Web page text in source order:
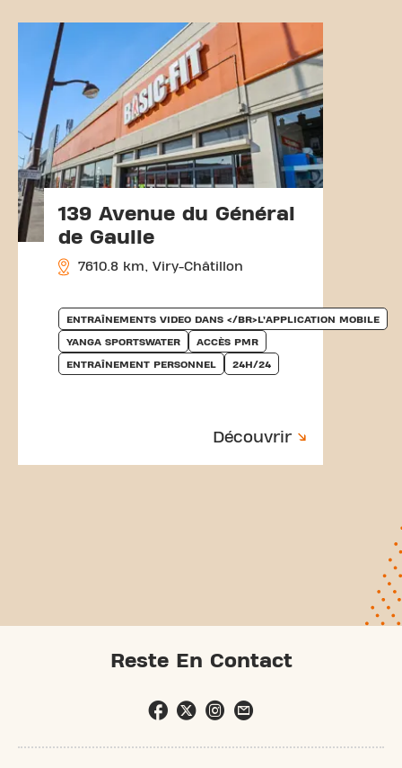
139 Avenue du Général
de Gaulle
7610.8 km, Viry-Châtillon
ENTRAÎNEMENTS VIDEO DANS </BR>L’APPLICATION MOBILE
YANGA SPORTSWATER ACCÈS PMR
ENTRAÎNEMENT PERSONNEL 24H/24
Découvrir
Reste En Contact